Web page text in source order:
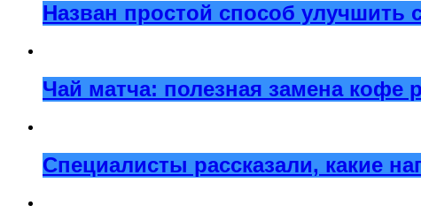
Назван простой способ улучшить
Чай матча: полезная замена кофе
Специалисты рассказали, какие